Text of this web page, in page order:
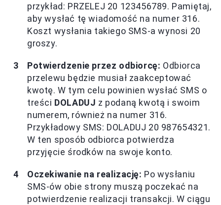
przykład: PRZELEJ 20 123456789. Pamiętaj,
aby wysłać tę wiadomość na numer 316.
Koszt wysłania takiego SMS-a wynosi 20
groszy.
Potwierdzenie przez odbiorcę: Odbiorca
przelewu będzie musiał zaakceptować
kwotę. W tym celu powinien wysłać SMS o
treści DOLADUJ z podaną kwotą i swoim
numerem, również na numer 316.
Przykładowy SMS: DOLADUJ 20 987654321.
W ten sposób odbiorca potwierdza
przyjęcie środków na swoje konto.
Oczekiwanie na realizację: Po wysłaniu
SMS-ów obie strony muszą poczekać na
potwierdzenie realizacji transakcji. W ciągu